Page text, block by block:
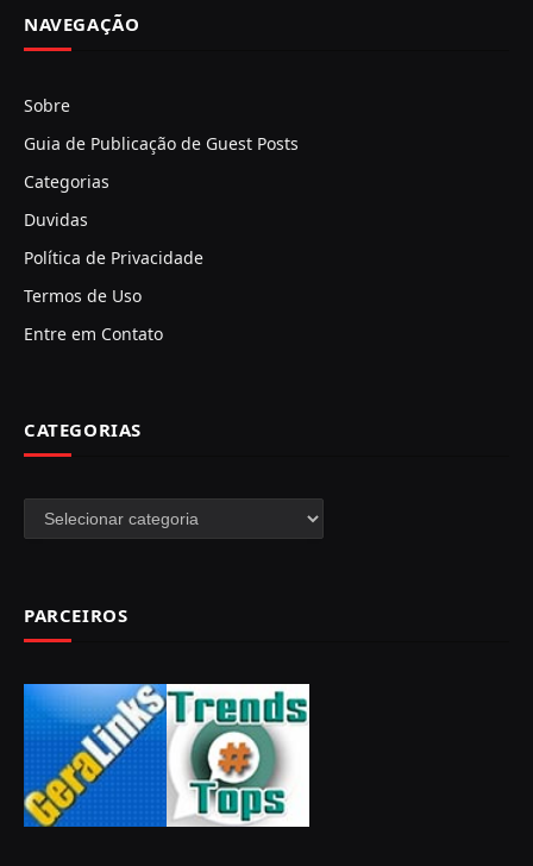
NAVEGAÇÃO
Sobre
Guia de Publicação de Guest Posts
Categorias
Duvidas
Política de Privacidade
Termos de Uso
Entre em Contato
CATEGORIAS
Categorias
PARCEIROS